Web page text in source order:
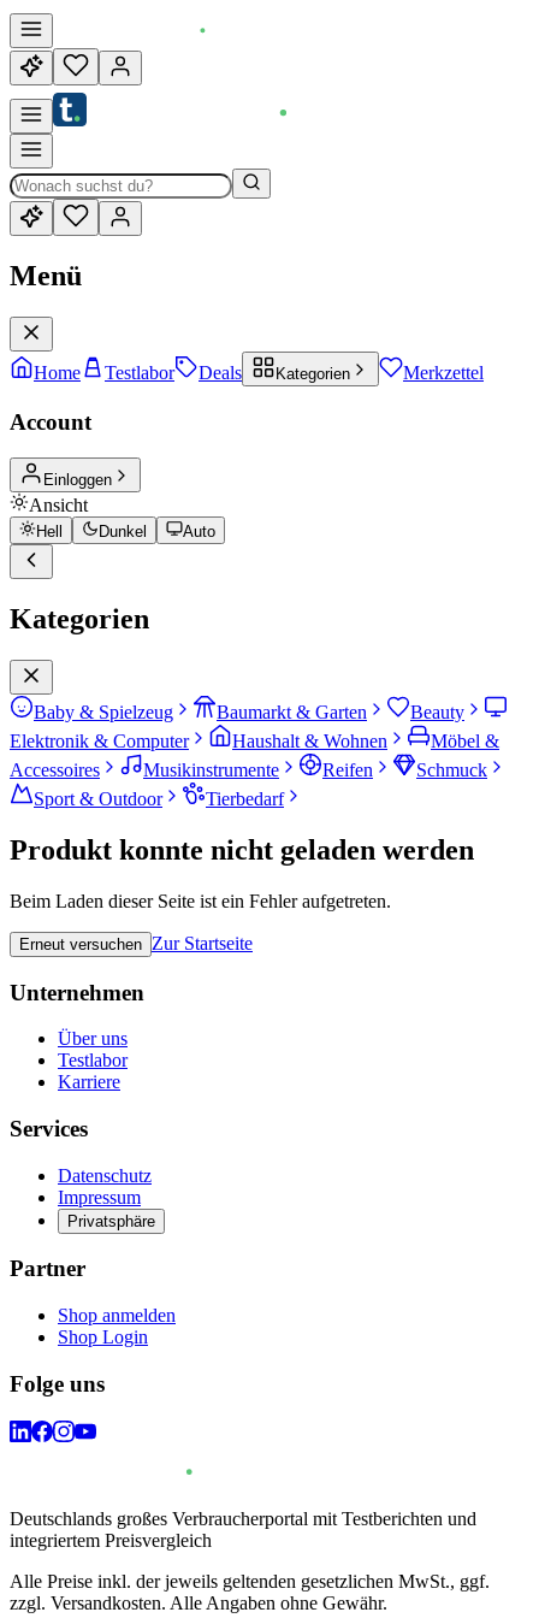
Menü
Home Testlabor Deals Kategorien Merkzettel
Account
Einloggen
Ansicht
Hell Dunkel Auto
Kategorien
Baby & Spielzeug Baumarkt & Garten
Beauty
Elektronik & Computer
Haushalt & Wohnen
Möbel &
Accessoires
Musikinstrumente Reifen
Schmuck
Sport & Outdoor
Tierbedarf
Produkt konnte nicht geladen werden
Beim Laden dieser Seite ist ein Fehler aufgetreten.
Erneut versuchen Zur Startseite
Unternehmen
Über uns
Testlabor
Karriere
Services
Datenschutz
Impressum
Privatsphäre
Partner
Shop anmelden
Shop Login
Folge uns
Deutschlands großes Verbraucherportal mit Testberichten und
integriertem Preisvergleich
Alle Preise inkl. der jeweils geltenden gesetzlichen MwSt., ggf.
zzgl. Versandkosten. Alle Angaben ohne Gewähr.